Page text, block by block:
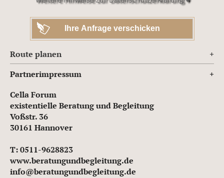
Route planen
Partnerimpressum
Cella Forum
existentielle Beratung und Begleitung
Voßstr. 36
30161 Hannover
T: 0511-9628823
www.beratungundbegleitung.de
info@beratungundbegleitung.de